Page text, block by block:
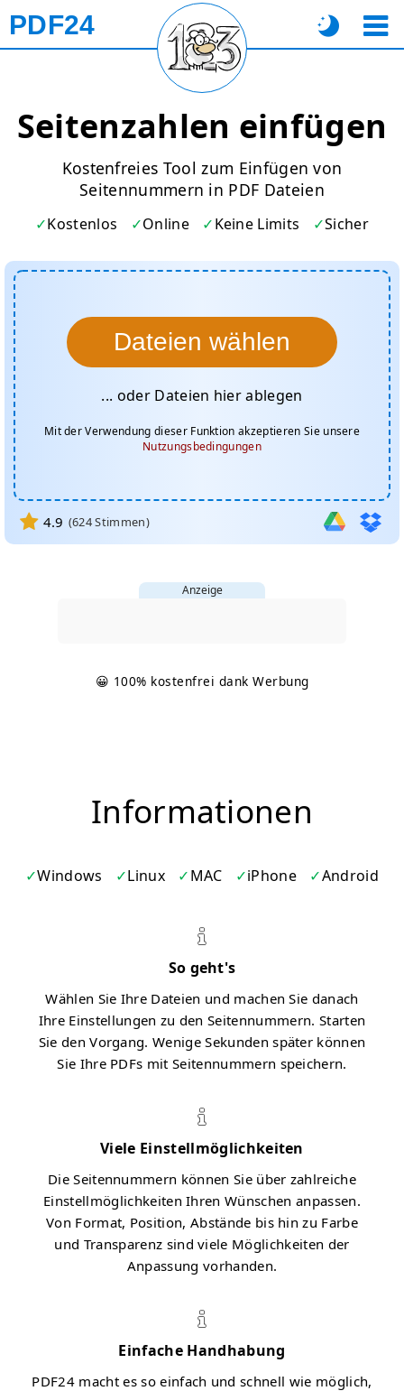
PDF24
Seitenzahlen einfügen
Kostenfreies Tool zum Einfügen von
Seitennummern in PDF Dateien
Kostenlos Online Keine Limits Sicher
Dateien wählen
... oder Dateien hier ablegen
Mit der Verwendung dieser Funktion akzeptieren Sie unsere
Nutzungsbedingungen
4.9 (624Stimmen)
Anzeige
😀 100% kostenfrei dank Werbung
Informationen
Windows Linux MAC iPhone Android
So geht's
Wählen Sie Ihre Dateien und machen Sie danach
Ihre Einstellungen zu den Seitennummern. Starten
Sie den Vorgang. Wenige Sekunden später können
Sie Ihre PDFs mit Seitennummern speichern.
Viele Einstellmöglichkeiten
Die Seitennummern können Sie über zahlreiche
Einstellmöglichkeiten Ihren Wünschen anpassen.
Von Format, Position, Abstände bis hin zu Farbe
und Transparenz sind viele Möglichkeiten der
Anpassung vorhanden.
Einfache Handhabung
PDF24 macht es so einfach und schnell wie möglich,